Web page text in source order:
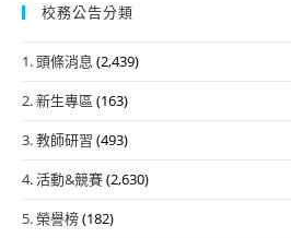
校務公告分類
1. 頭條消息 (2,439)
2. 新生專區 (163)
3. 教師研習 (493)
4. 活動&競賽(2,630)
5. 榮譽榜(182)